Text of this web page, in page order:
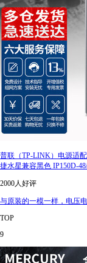
普联（TP-LINK）电源适
捷水星兼容黑色 IP150D-
2000人好评
与原装的一模一样，电压
TOP
9